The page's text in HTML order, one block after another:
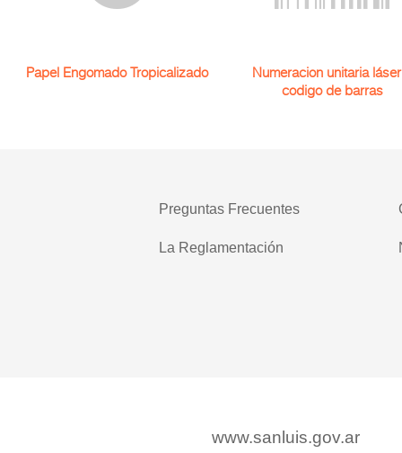
Papel Engomado Tropicalizado
Numeracion unitaria
codigo de barras
Preguntas Frecuentes
La Reglamentación
www.sanluis.gov.ar